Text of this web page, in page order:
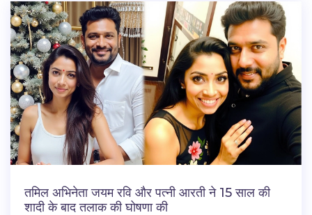
तमिल अभिनेता जयम रवि और पत्नी आरती ने 15 साल की
शादी के बाद तलाक की घोषणा की